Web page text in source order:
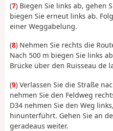
(7) Biegen Sie links ab, gehen
biegen Sie erneut links ab.
einer Weggabelung.
(8) Nehmen Sie rechts die
Nach 500 m biegen Sie links
Brücke über den Ruisseau de
(9) Verlassen Sie die Straße
nehmen Sie den Feldweg
D34 nehmen Sie den Weg
hinunterführt. Gehen Sie an
geradeaus weiter.